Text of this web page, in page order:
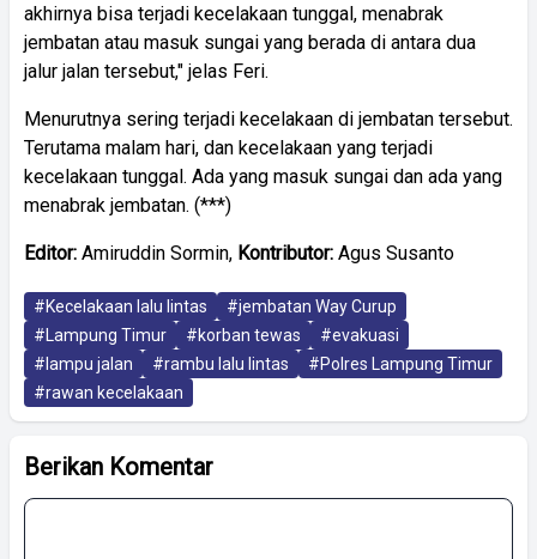
akhirnya bisa terjadi kecelakaan tunggal, menabrak
jembatan atau masuk sungai yang berada di antara dua
jalur jalan tersebut," jelas Feri.
Menurutnya sering terjadi kecelakaan di jembatan tersebut.
Terutama malam hari, dan kecelakaan yang terjadi
kecelakaan tunggal. Ada yang masuk sungai dan ada yang
menabrak jembatan. (***)
Editor: Amiruddin Sormin, Kontributor: Agus Susanto
#Kecelakaan lalu lintas
#jembatan Way Curup
#Lampung Timur
#korban tewas
#evakuasi
#lampu jalan
#rambu lalu lintas
#Polres Lampung Timur
#rawan kecelakaan
Berikan Komentar